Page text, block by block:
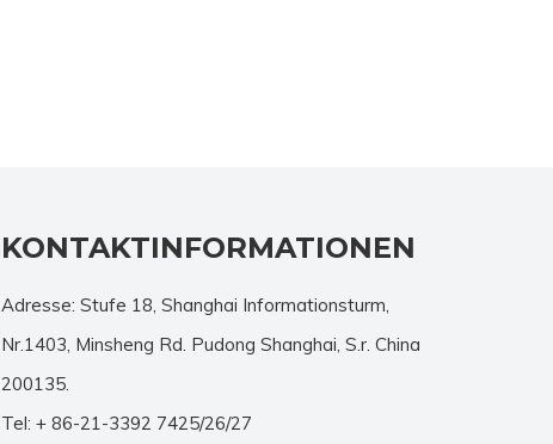
KONTAKTINFORMATIONEN
Adresse: Stufe 18, Shanghai Informationsturm,
Nr.1403, Minsheng Rd. Pudong Shanghai, S.r. China
200135.
Tel: + 86-21-3392 7425/26/27